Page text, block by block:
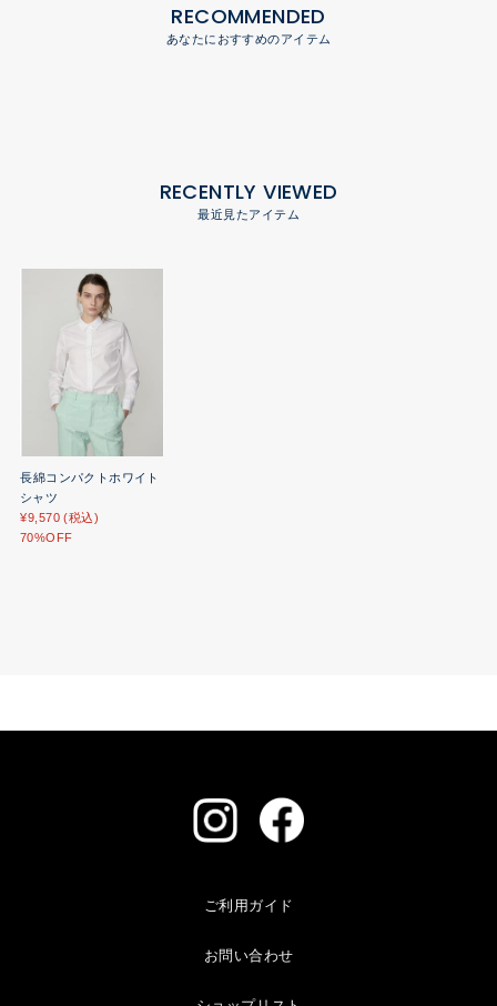
RECOMMENDED
あなたにおすすめのアイテム
RECENTLY VIEWED
最近見たアイテム
長綿コンパクトホワイト
シャツ
¥9,570 (税込)
70%OFF
ご利用ガイド
お問い合わせ